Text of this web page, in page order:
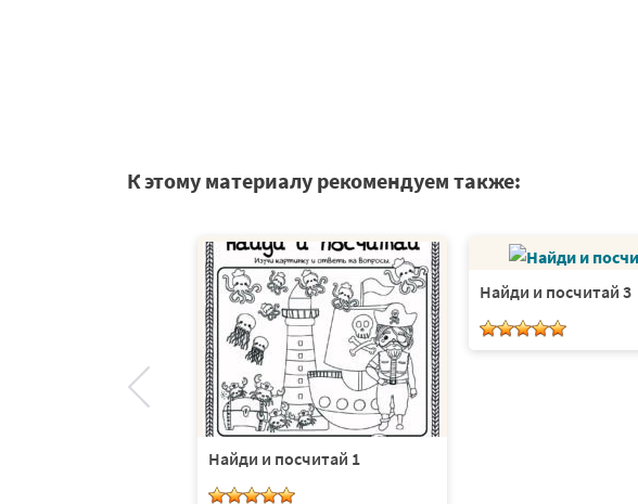
К этому материалу рекомендуем также:
Найди и посчитай 1
Найди и посчитай 3